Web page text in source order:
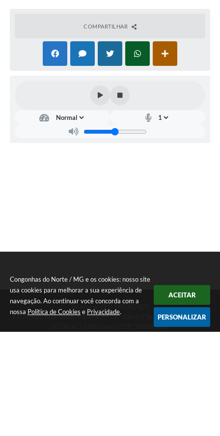
Congonhas do Norte / MG e os cookies: nosso site
usa cookies para melhorar a sua experiência de
navegação. Ao continuar você concorda com a
nossa Política de Cookies e Privacidade.
ACEITAR
PERSONALIZAR
COMPARTILHAR
Endereço: Rua: João Moreira, nº 22 - Centro Segunda a Sexta das
07:00 as 17:00 horas | CEP: 35850-000